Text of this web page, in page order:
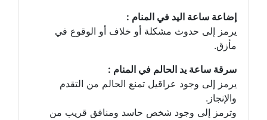
إضاعة ساعة اليد في المنام :
يرمز إلى حدوث مشكلة أو خلاف أو الوقوع في
مأزق.
سرقة ساعة يد الحالم في المنام :
يرمز إلى وجود عراقيل تمنع الحالم من التقدم
والإنجاز.
وترمز إلى وجود شخص حاسد ومنافق قريب من